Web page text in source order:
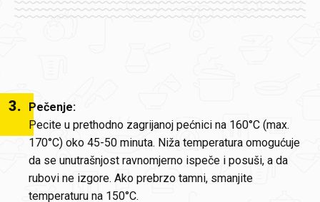
3.
Pečenje:
Pecite u prethodno zagrijanoj pećnici na 160°C (max.
170°C) oko 45-50 minuta. Niža temperatura omogućuje
da se unutrašnjost ravnomjerno ispeče i posuši, a da
rubovi ne izgore. Ako prebrzo tamni, smanjite
temperaturu na 150°C.